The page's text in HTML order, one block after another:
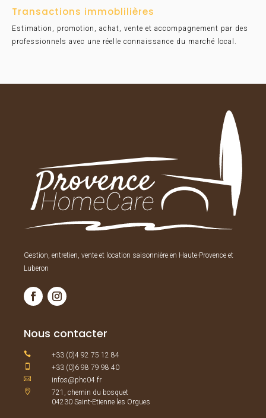
Transactions immoblilières
Estimation, promotion, achat, vente et accompagnement par des
professionnels avec une réelle connaissance du marché local.
Gestion, entretien, vente et location saisonnière en Haute-Provence et
Luberon
Nous contacter
 +33 (0)4 92 75 12 84
+33 (0)6 98 79 98 40
 infos@phc04.fr

721, chemin du bosquet
04230 Saint-Etienne les Orgues